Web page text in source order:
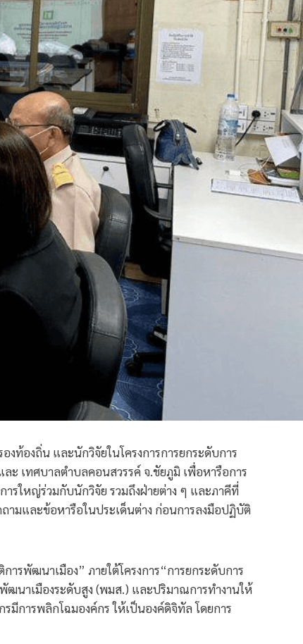
ท้องถิ่น และนักวิจัยในโครงการการยกระดับการ
ะ เทศบาลตำบลคอนสวรรค์ จ.ชัยภูมิ เพื่อหารือการ
ารใหญ่ร่วมกับนักวิจัย รวมถึงฝ่ายต่าง ๆ และภาคีที่
ามและข้อหารือในประเด็นต่าง ก่อนการลงมือปฏิบัติ
พัฒนาเมือง” ภายใต้โครงการ“การยกระดับการ
ฒนาเมืองระดับสูง (พมส.) และปริมาณการทำงานให้
มีการพลิกโฉมองค์กร ให้เป็นองค์ดิจิทัล โดยการ